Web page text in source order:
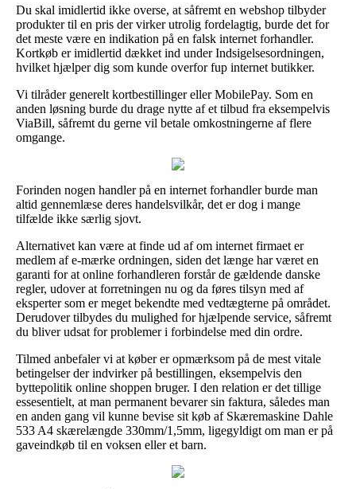
Du skal imidlertid ikke overse, at såfremt en webshop tilbyder
produkter til en pris der virker utrolig fordelagtig, burde det for
det meste være en indikation på en falsk internet forhandler.
Kortkøb er imidlertid dækket ind under Indsigelsesordningen,
hvilket hjælper dig som kunde overfor fup internet butikker.
Vi tilråder generelt kortbestillinger eller MobilePay. Som en
anden løsning burde du drage nytte af et tilbud fra eksempelvis
ViaBill, såfremt du gerne vil betale omkostningerne af flere
omgange.
Forinden nogen handler på en internet forhandler burde man
altid gennemlæse deres handelsvilkår, det er dog i mange
tilfælde ikke særlig sjovt.
Alternativet kan være at finde ud af om internet firmaet er
medlem af e-mærke ordningen, siden det længe har været en
garanti for at online forhandleren forstår de gældende danske
regler, udover at forretningen nu og da føres tilsyn med af
eksperter som er meget bekendte med vedtægterne på området.
Derudover tilbydes du mulighed for hjælpende service, såfremt
du bliver udsat for problemer i forbindelse med din ordre.
Tilmed anbefaler vi at køber er opmærksom på de mest vitale
betingelser der indvirker på bestillingen, eksempelvis den
byttepolitik online shoppen bruger. I den relation er det tillige
essesentielt, at man permanent bevarer sin faktura, således man
en anden gang vil kunne bevise sit køb af Skæremaskine Dahle
533 A4 skærelængde 330mm/1,5mm, ligegyldigt om man er på
gaveindkøb til en voksen eller et barn.